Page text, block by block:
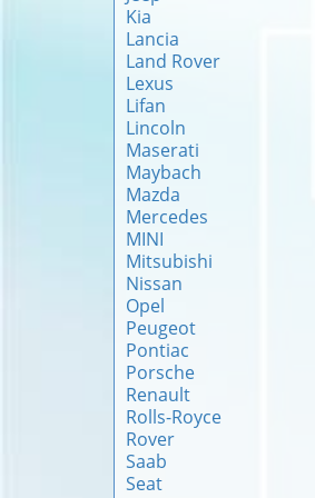
Kia
Lancia
Land Rover
Lexus
Lifan
Lincoln
Maserati
Maybach
Mazda
Mercedes
MINI
Mitsubishi
Nissan
Opel
Peugeot
Pontiac
Porsche
Renault
Rolls-Royce
Rover
Saab
Seat